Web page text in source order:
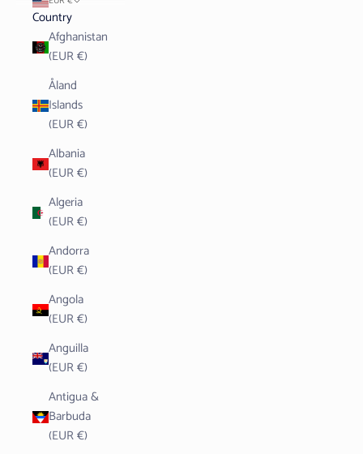
Country
Afghanistan
(EUR €)
Åland
Islands
(EUR €)
Albania
(EUR €)
Algeria
(EUR €)
Andorra
(EUR €)
Angola
(EUR €)
Anguilla
(EUR €)
Antigua &
Barbuda
(EUR €)